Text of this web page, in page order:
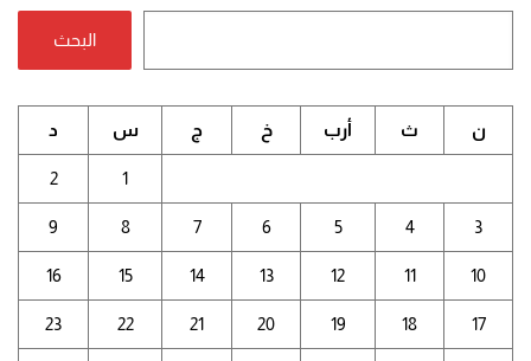
البحث
ن ث أرب خ ج س د
1
2
3
4
5
6
7
8
9
10
11
12
13
14
15
16
17
18
19
20
21
22
23